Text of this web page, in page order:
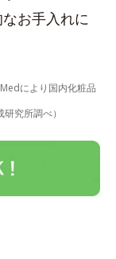
お手入れに
により国内化粧品
究所調べ）